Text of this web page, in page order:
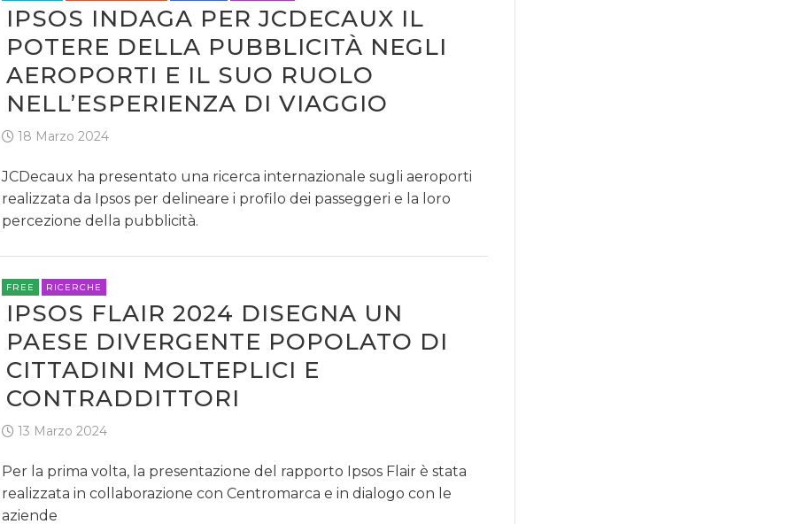
IPSOS INDAGA PER JCDECAUX IL
POTERE DELLA PUBBLICITÀ NEGLI
AEROPORTI E IL SUO RUOLO
NELL’ESPERIENZA DI VIAGGIO
18 Marzo 2024
JCDecaux ha presentato una ricerca internazionale sugli aeroporti
realizzata da Ipsos per delineare i profilo dei passeggeri e la loro
percezione della pubblicità.
FREE RICERCHE
IPSOS FLAIR 2024 DISEGNA UN
PAESE DIVERGENTE POPOLATO DI
CITTADINI MOLTEPLICI E
CONTRADDITTORI
13 Marzo 2024
Per la prima volta, la presentazione del rapporto Ipsos Flair è stata
realizzata in collaborazione con Centromarca e in dialogo con le
aziende